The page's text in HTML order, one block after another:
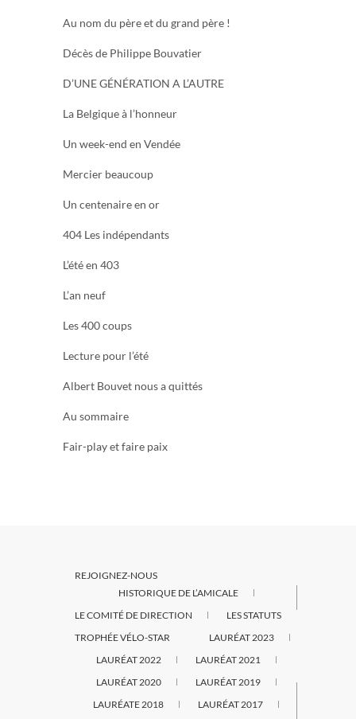
Au nom du père et du grand père !
Décès de Philippe Bouvatier
D’UNE GÉNÉRATION A L’AUTRE
La Belgique à l’honneur
Un week-end en Vendée
Mercier beaucoup
Un centenaire en or
404 Les indépendants
L’été en 403
L’an neuf
Les 400 coups
Lecture pour l’été
Albert Bouvet nous a quittés
Au sommaire
Fair-play et faire paix
REJOIGNEZ-NOUS
HISTORIQUE DE L’AMICALE
LE COMITÉ DE DIRECTION
LES STATUTS
TROPHÉE VÉLO-STAR
LAURÉAT 2023
LAURÉAT 2022
LAURÉAT 2021
LAURÉAT 2020
LAURÉAT 2019
LAURÉATE 2018
LAURÉAT 2017